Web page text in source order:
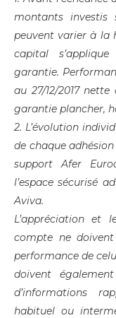
montants investis
peuvent varier à la
capital
garantie.
au 27/12/2017
garantie plancher,
2. L’évolution
de chaque
support Afer
l’espace sécurisé
Aviva.
L’appréciation et
compte ne
performance de
doivent
d’informations
habituel ou